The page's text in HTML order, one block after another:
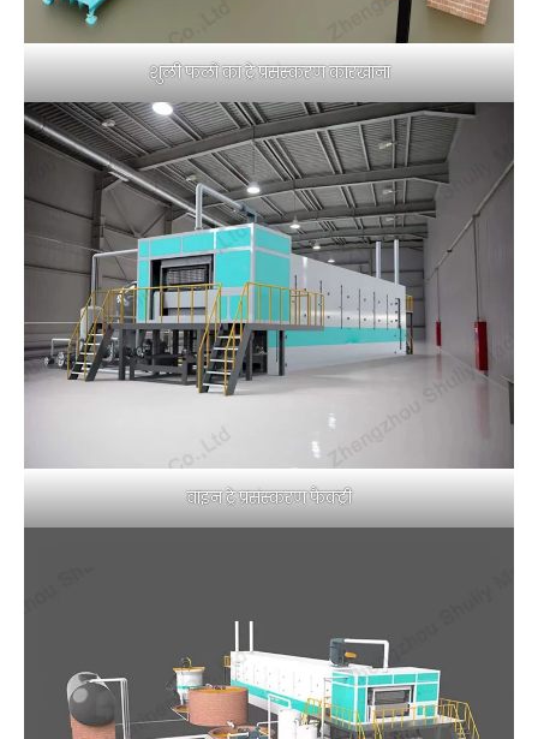
शुली फलों का ट्रे प्रसंस्करण कारखाना
वाइन ट्रे प्रसंस्करण फैक्ट्री